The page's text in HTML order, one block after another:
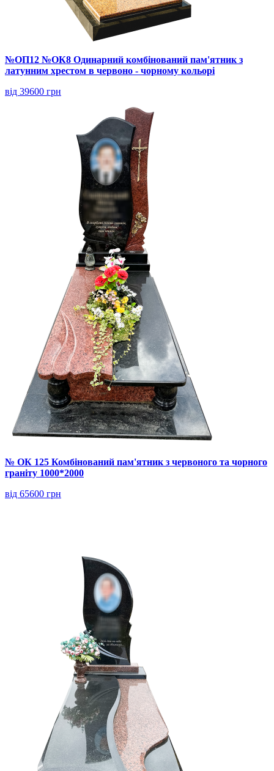
№ОП12 №ОК8 Одинарний комбінований пам'ятник з
латунним хрестом в червоно - чорному кольорі
від 39600 грн
№ ОК 125 Комбінований пам'ятник з червоного та чорного
граніту 1000*2000
від 65600 грн